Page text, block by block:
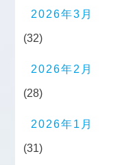
2026年3月
(32)
2026年2月
(28)
2026年1月
(31)